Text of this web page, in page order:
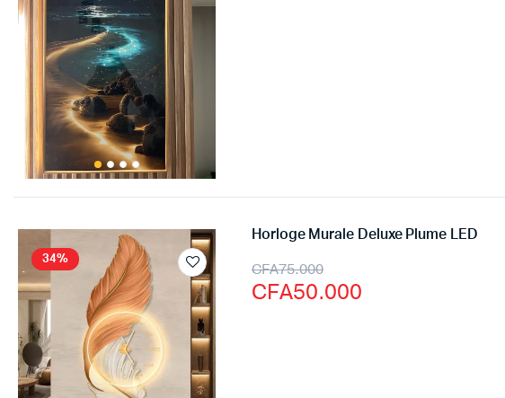
34%
Horloge Murale Deluxe Plume LED
CFA75.000
CFA50.000